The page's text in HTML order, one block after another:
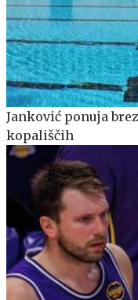
Janković ponuja
kopališčih